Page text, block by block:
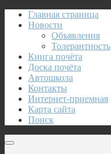
Главная страница
Новости
Объявления
Толерантность
Книга почёта
Доска почёта
Автошкола
Контакты
Интернет-приемная
Карта сайта
Поиск